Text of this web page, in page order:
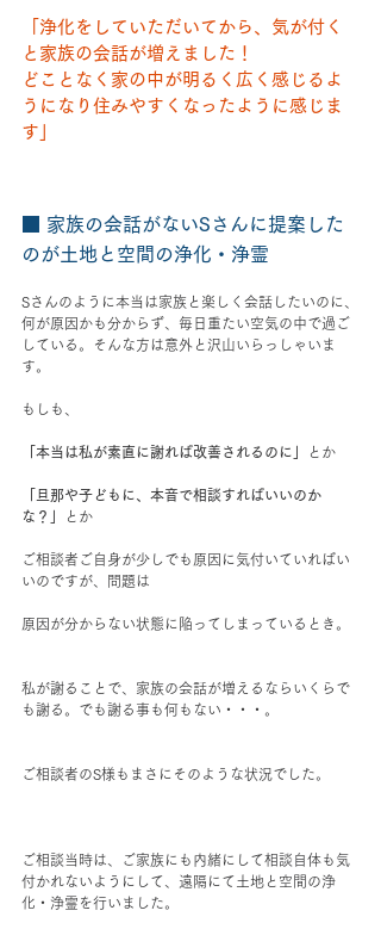
「浄化をしていただいてから、気が付く
と家族の会話が増えました！
どことなく家の中が明るく広く感じるよ
うになり住みやすくなったように感じま
す」
■ 家族の会話がないSさんに提案した
のが土地と空間の浄化・浄霊
Sさんのように本当は家族と楽しく会話したいのに、
何が原因かも分からず、毎日重たい空気の中で過ご
している。そんな方は意外と沢山いらっしゃいま
す。
もしも、
「本当は私が素直に謝れば改善されるのに」 とか
「旦那や子どもに、本音で相談すればいいのか
な？」
とか
ご相談者ご自身が少しでも原因に気付いていればい
いのですが、問題は
原因が分からない状態に陥ってしまっているとき。
私が謝ることで、家族の会話が増えるならいくらで
も謝る。でも謝る事も何もない・・・。
ご相談者のS様もまさにそのような状況でした。
ご相談当時は、ご家族にも内緒にして相談自体も気
付かれないようにして、遠隔にて土地と空間の浄
化・浄霊を行いました。